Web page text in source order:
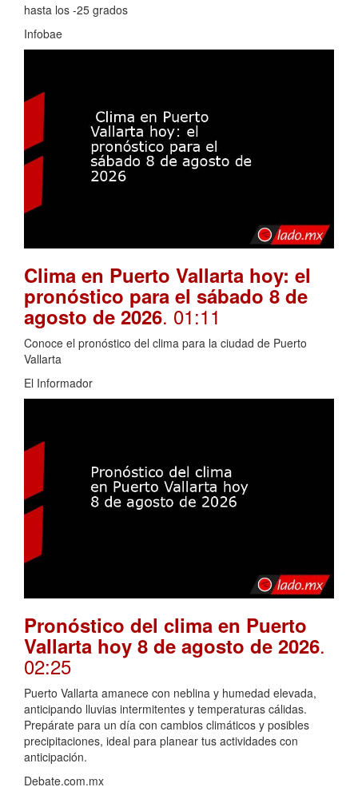
hasta los -25 grados
Infobae
Clima en Puerto Vallarta hoy: el
pronóstico para el sábado 8 de
agosto de 2026. 01:11
Conoce el pronóstico del clima para la ciudad de Puerto
Vallarta
El Informador
Pronóstico del clima en Puerto
Vallarta hoy 8 de agosto de 2026.
02:25
Puerto Vallarta amanece con neblina y humedad elevada,
anticipando lluvias intermitentes y temperaturas cálidas.
Prepárate para un día con cambios climáticos y posibles
precipitaciones, ideal para planear tus actividades con
anticipación.
Debate.com.mx